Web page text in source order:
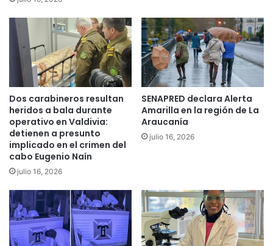
r
a
r
r
i
e
g
o
e
n
t
o
m
s
d
e
t
i
e
r
a
p
a
r
a
Dos carabineros resultan
heridos a bala durante
operativo en Valdivia:
detienen a presunto
implicado en el crimen del
cabo Eugenio Naín
julio 16, 2026
SENAPRED declara Alerta
Amarilla en la región de La
Araucanía
julio 16, 2026